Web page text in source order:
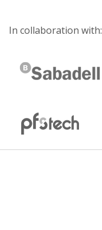
In collaboration with: